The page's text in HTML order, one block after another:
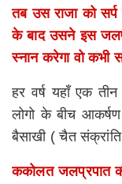
तब उस राजा को सर्प
के बाद उसने इस
स्नान करेगा वो कभी
हर वर्ष यहाँ एक
लोगो के बीच
बैसाखी ( चैत
ककोलत जलप्रपात